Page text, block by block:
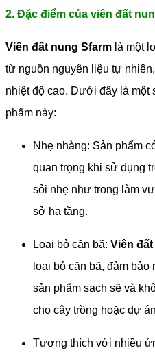
2. Đặc điểm của viên đất
Viên đất nung Sfarm là một
từ nguồn nguyên liệu tự
nhiệt độ cao. Dưới đây là một
phẩm này:
Nhẹ nhàng: Sản phẩm
quan trọng khi sử dụng
sỏi nhẹ như trong làm
sở hạ tầng.
Loại bỏ cặn bã: Viên
loại bỏ cặn bã, đảm
sản phẩm sạch sẽ và
cho cây trồng hoặc dự
Tương thích với nhiều